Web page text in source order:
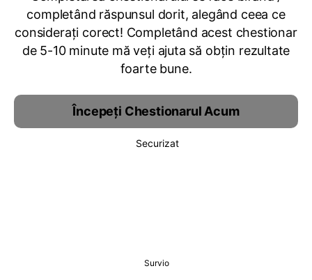
completând răspunsul dorit, alegând ceea ce
considerați corect! Completând acest chestionar
de 5-10 minute mă veți ajuta să obțin rezultate
foarte bune.
Începeți Chestionarul Acum
Securizat
Survio